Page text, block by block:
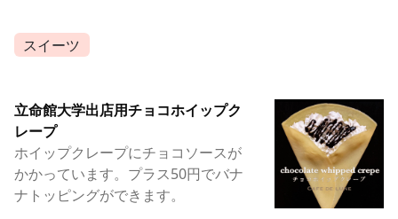
スイーツ
立命館大学出店用チョコホイップク
レープ
ホイップクレープにチョコソースが
かかっています。プラス50円でバナ
ナトッピングができます。